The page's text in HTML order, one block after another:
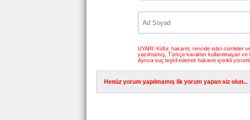
UYARI: Küfür, hakaret, rencide edici cümleler
yazılmamış, Türkçe karakter kullanılmayan ve
Ayrıca suç teşkil edecek hakaret içerikli
Henüz yorum yapılmamış ilk yorum yapan siz olun...